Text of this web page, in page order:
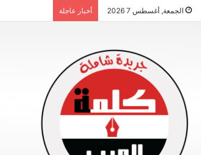
الجمعة, أغسطس 7 2026 أخبار عاجلة